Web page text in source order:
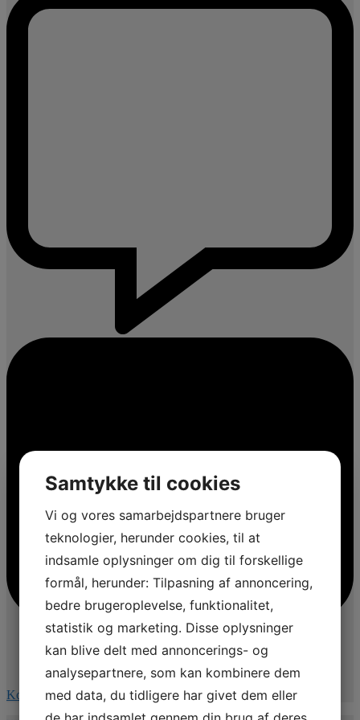
Kommentér på Facebook
Samtykke til cookies
Vi og vores samarbejdspartnere bruger
teknologier, herunder cookies, til at
indsamle oplysninger om dig til forskellige
formål, herunder: Tilpasning af annoncering,
bedre brugeroplevelse, funktionalitet,
statistik og marketing. Disse oplysninger
kan blive delt med annoncerings- og
analysepartnere, som kan kombinere dem
med data, du tidligere har givet dem eller